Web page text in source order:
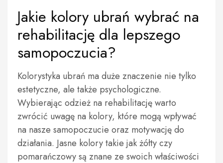
Jakie kolory ubrań wybrać na
rehabilitację dla lepszego
samopoczucia?
Kolorystyka ubrań ma duże znaczenie nie tylko
estetyczne, ale także psychologiczne.
Wybierając odzież na rehabilitację warto
zwrócić uwagę na kolory, które mogą wpływać
na nasze samopoczucie oraz motywację do
działania. Jasne kolory takie jak żółty czy
pomarańczowy są znane ze swoich właściwości